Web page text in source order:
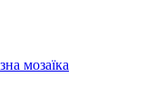
мозаїка